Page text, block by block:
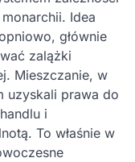
Idea
głównie
zalążki
Mieszczanie, w
uzyskali prawa do
i
To właśnie w